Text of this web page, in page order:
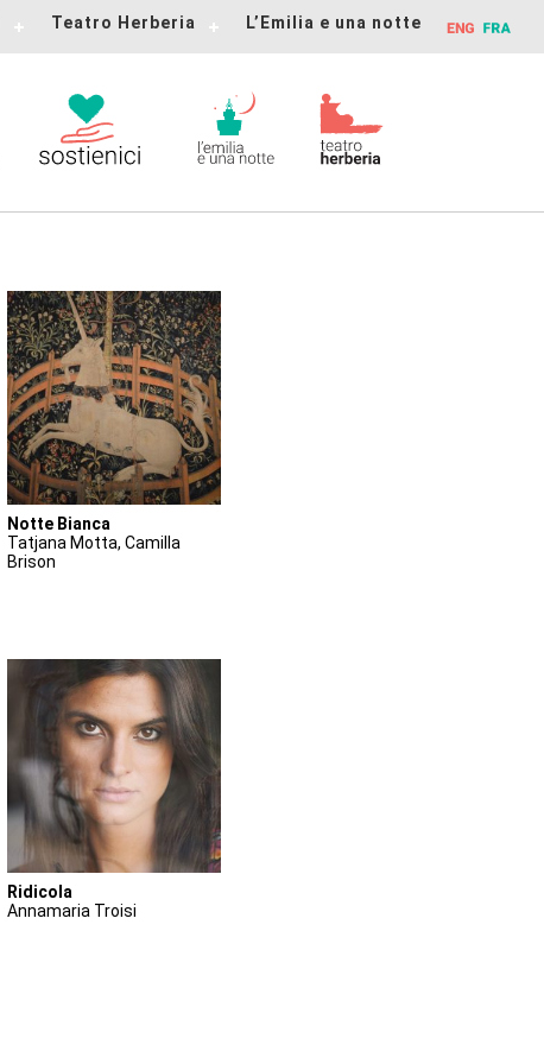
Teatro Herberia L’Emilia e una notte
Notte Bianca
Tatjana Motta, Camilla
Brison
Ridicola
Annamaria Troisi